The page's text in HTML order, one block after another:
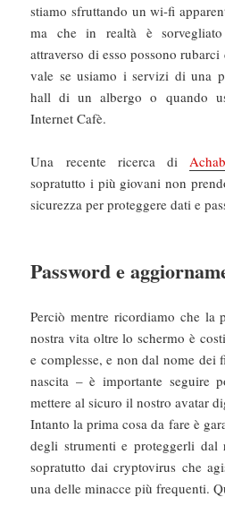
stiamo sfruttando un wi-fi
ma che in realtà è
attraverso di esso possono
vale se usiamo i servizi di una
hall di un albergo o quando
Internet Cafè.
Una recente ricerca diAchab
sopratutto i più giovani non
sicurezza per proteggere dati e
Password e
Perciò mentre ricordiamo che la
nostra vita oltre lo schermo è
e complesse, e non dal nome
nascita – è importante seguire
mettere al sicuro il nostro avatar
Intanto la prima cosa da fare è
degli strumenti e proteggerli dal
sopratutto dai cryptovirus che
una delle minacce più frequenti.